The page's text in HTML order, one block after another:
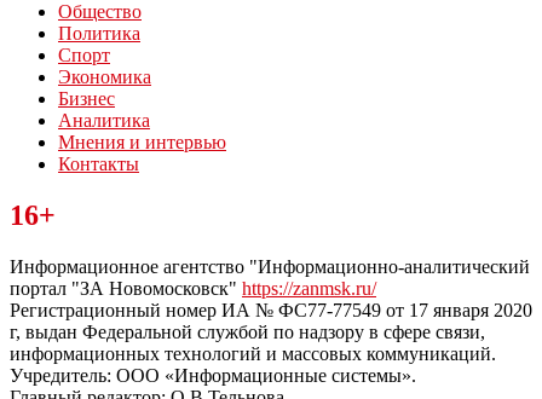
Общество
Политика
Спорт
Экономика
Бизнес
Аналитика
Мнения и интервью
Контакты
Читайте последние новости дня в Тульской области на сайте
“ЗаНовомосковск”
16+
Информационное агентство "Информационно-аналитический
портал "ЗА Новомосковск" https://zanmsk.ru/
Регистрационный номер ИА № ФС77-77549 от 17 января 2020
г, выдан Федеральной службой по надзору в сфере связи,
информационных технологий и массовых коммуникаций.
Учредитель: ООО «Информационные системы».